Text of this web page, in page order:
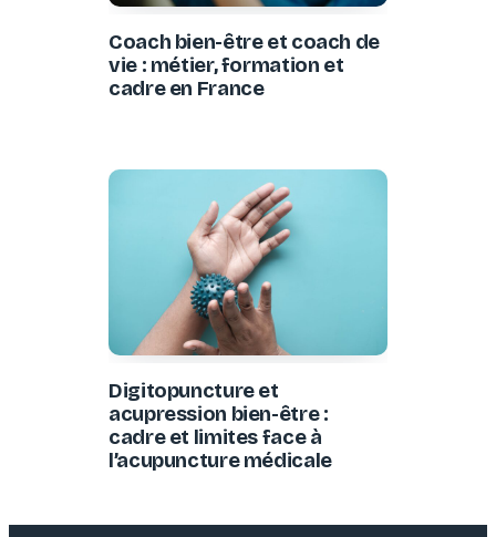
Coach bien-être et coach de
vie : métier, formation et
cadre en France
Digitopuncture et
acupression bien-être :
cadre et limites face à
l’acupuncture médicale